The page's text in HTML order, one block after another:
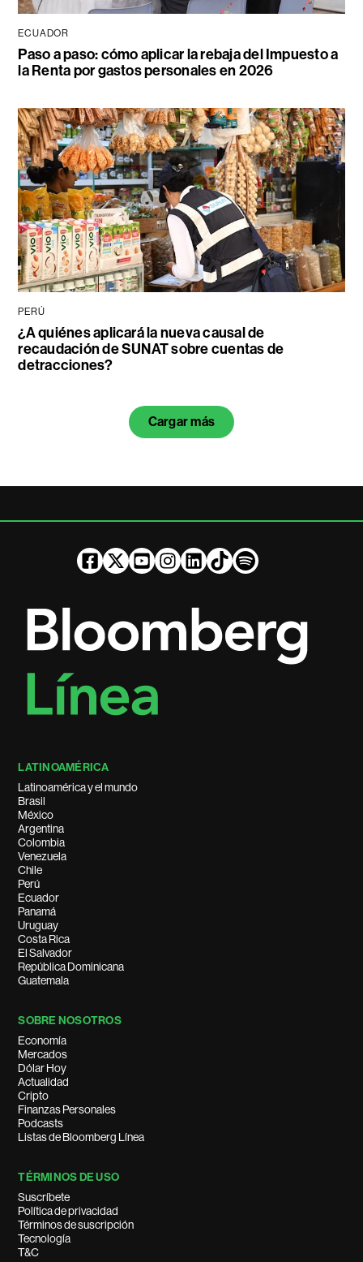
ECUADOR
Paso a paso: cómo aplicar la rebaja del Impuesto a
la Renta por gastos personales en 2026
PERÚ
¿A quiénes aplicará la nueva causal de
recaudación de SUNAT sobre cuentas de
detracciones?
Cargar más
LATINOAMÉRICA
Latinoamérica y el mundo
Brasil
México
Argentina
Colombia
Venezuela
Chile
Perú
Ecuador
Panamá
Uruguay
Costa Rica
El Salvador
República Dominicana
Guatemala
SOBRE NOSOTROS
Economía
Mercados
Dólar Hoy
Actualidad
Cripto
Finanzas Personales
Podcasts
Listas de Bloomberg Línea
TÉRMINOS DE USO
Suscríbete
Política de privacidad
Términos de suscripción
Tecnología
T&C